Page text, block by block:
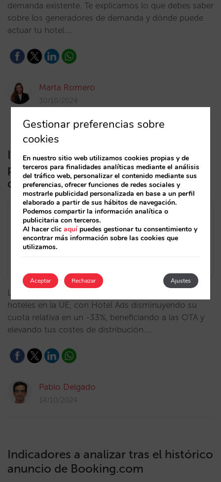
demanda existente. Te explicamos lo que debes saber
sobre los generadores de demanda y dónde puede
actuar tu hotel.…
Marta Romero
30/10/2024
Impacto de la DMA en los hoteles:
pérdida del 0,8% de las reservas
directas
La DMA reduce un 0,8% las reservas directas de los
hoteles en la UE, con Hotel Ads disminuyendo su
cuota relativa en un -33%, beneficiando a las OTA y
elevando tus costes de distribución.…
Pablo Delgado
14/10/2024
Indicadores a analizar tras el histórico
anuncio de Booking.com
Gestionar preferencias sobre
cookies
En nuestro sitio web utilizamos cookies propias y de
terceros para finalidades analíticas mediante el análisis
del tráfico web, personalizar el contenido mediante sus
preferencias, ofrecer funciones de redes sociales y
mostrarle publicidad personalizada en base a un perfil
elaborado a partir de sus hábitos de navegación.
Podemos compartir la información analítica o
publicitaria con terceros.
Al hacer clicaquípuedes gestionar tu consentimiento y
encontrar más información sobre las cookies que
utilizamos.
Aceptar Ajustes
Rechazar